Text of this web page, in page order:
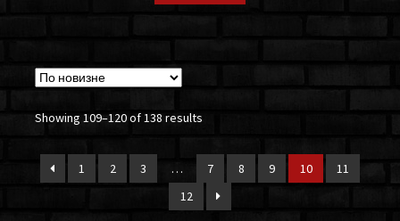
Showing 109–120 of 138 results
1 2 3 … 7 8 9 10
11
12